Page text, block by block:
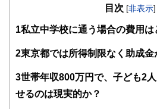
知識がない方でも理解できる
得者を中心に「お金や暮らし
験者で構成され、企画立案か
関わることで、読者目線のコ
FinancialFieldの特徴は、ファ
目次 [非表示]
1 私立中学校に通う場合の費用は
2東京都では所得制限なく助成金
3世帯年収800万円で、子ども2
せるのは現実的か？